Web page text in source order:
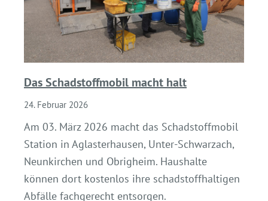
Das Schadstoffmobil macht halt
24. Februar 2026
Am 03. März 2026 macht das Schadstoffmobil
Station in Aglasterhausen, Unter-Schwarzach,
Neunkirchen und Obrigheim. Haushalte
können dort kostenlos ihre schadstoffhaltigen
Abfälle fachgerecht entsorgen.